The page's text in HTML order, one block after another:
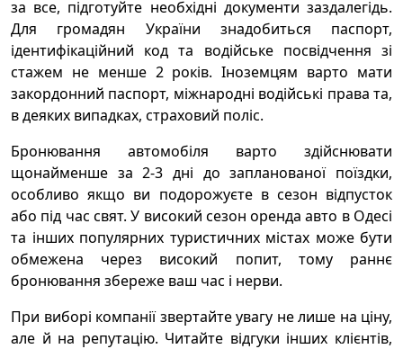
за все, підготуйте необхідні документи заздалегідь.
Для громадян України знадобиться паспорт,
ідентифікаційний код та водійське посвідчення зі
стажем не менше 2 років. Іноземцям варто мати
закордонний паспорт, міжнародні водійські права та,
в деяких випадках, страховий поліс.
Бронювання автомобіля варто здійснювати
щонайменше за 2-3 дні до запланованої поїздки,
особливо якщо ви подорожуєте в сезон відпусток
або під час свят. У високий сезон оренда авто в Одесі
та інших популярних туристичних містах може бути
обмежена через високий попит, тому раннє
бронювання збереже ваш час і нерви.
При виборі компанії звертайте увагу не лише на ціну,
але й на репутацію. Читайте відгуки інших клієнтів,